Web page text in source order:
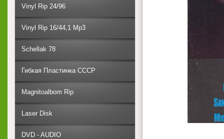
Vinyl Rip 24/96
Vinyl Rip 16/44,1 Mp3
Schellak 78
Гибкая Пластинка СССР
Magnitoalbom Rip
Laser Disk
DVD - AUDIO